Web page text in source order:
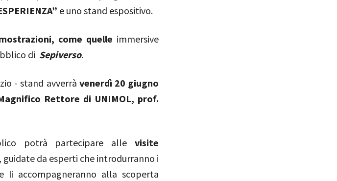
e uno stand espositivo.
come quelle immersive
di Sepiverso.
- stand avverrà venerdì 20 giugno
Rettore di UNIMOL, prof.
potrà partecipare alle visite
, guidate da esperti che introdurranno i
li accompagneranno alla scoperta